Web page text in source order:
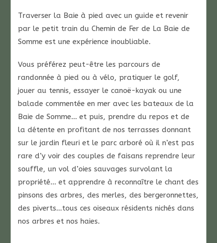
Traverser la Baie à pied avec un guide et revenir
par le petit train du Chemin de Fer de La Baie de
Somme est une expérience inoubliable.
Vous préférez peut-être les parcours de
randonnée à pied ou à vélo, pratiquer le golf,
jouer au tennis, essayer le canoë-kayak ou une
balade commentée en mer avec les bateaux de la
Baie de Somme… et puis, prendre du repos et de
la détente en profitant de nos terrasses donnant
sur le jardin fleuri et le parc arboré où il n’est pas
rare d’y voir des couples de faisans reprendre leur
souffle, un vol d’oies sauvages survolant la
propriété… et apprendre à reconnaître le chant des
pinsons des arbres, des merles, des bergeronnettes,
des piverts…tous ces oiseaux résidents nichés dans
nos arbres et nos haies.